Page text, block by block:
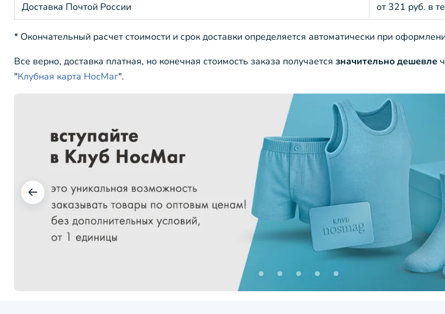
Доставка Почтой России
от 321 руб. в
* Окончательный расчет стоимости и срок доставки определяется автоматически при
Все верно, доставка платная, но конечная стоимость заказа получается значительно дешевле
"Клубная карта НосМаг".